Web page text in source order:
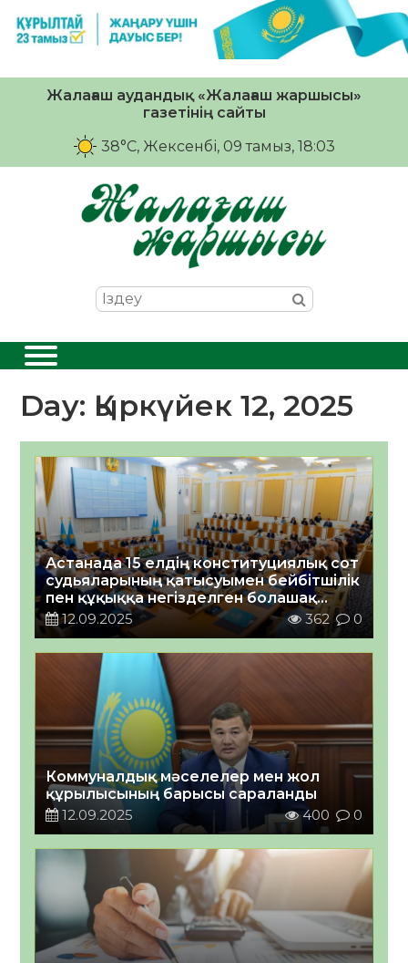
Жалағаш аудандық «Жалағаш жаршысы»
газетінің сайты
38°C, Жексенбі, 09 тамыз, 18:03
Day: Қыркүйек 12, 2025
Астанада 15 елдің конституциялық сот
судьяларының қатысуымен бейбітшілік
пен құқыққа негізделген болашақ
тақырыбында диалог өтті
12.09.2025 362 0
Коммуналдық мәселелер мен жол
құрылысының барысы сараланды
12.09.2025
400 0